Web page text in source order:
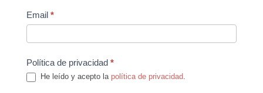
Email *
Política de privacidad *
He leído y acepto la política de privacidad